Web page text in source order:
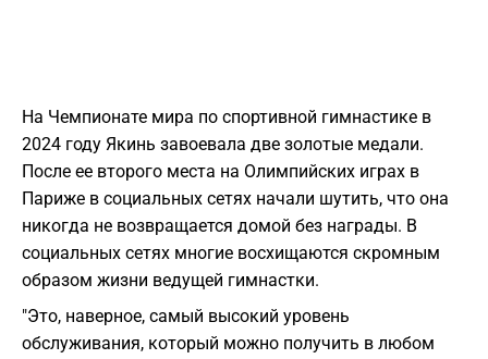
На Чемпионате мира по спортивной гимнастике в
2024 году Якинь завоевала две золотые медали.
После ее второго места на Олимпийских играх в
Париже в социальных сетях начали шутить, что она
никогда не возвращается домой без награды. В
социальных сетях многие восхищаются скромным
образом жизни ведущей гимнастки.
"Это, наверное, самый высокий уровень
обслуживания, который можно получить в любом